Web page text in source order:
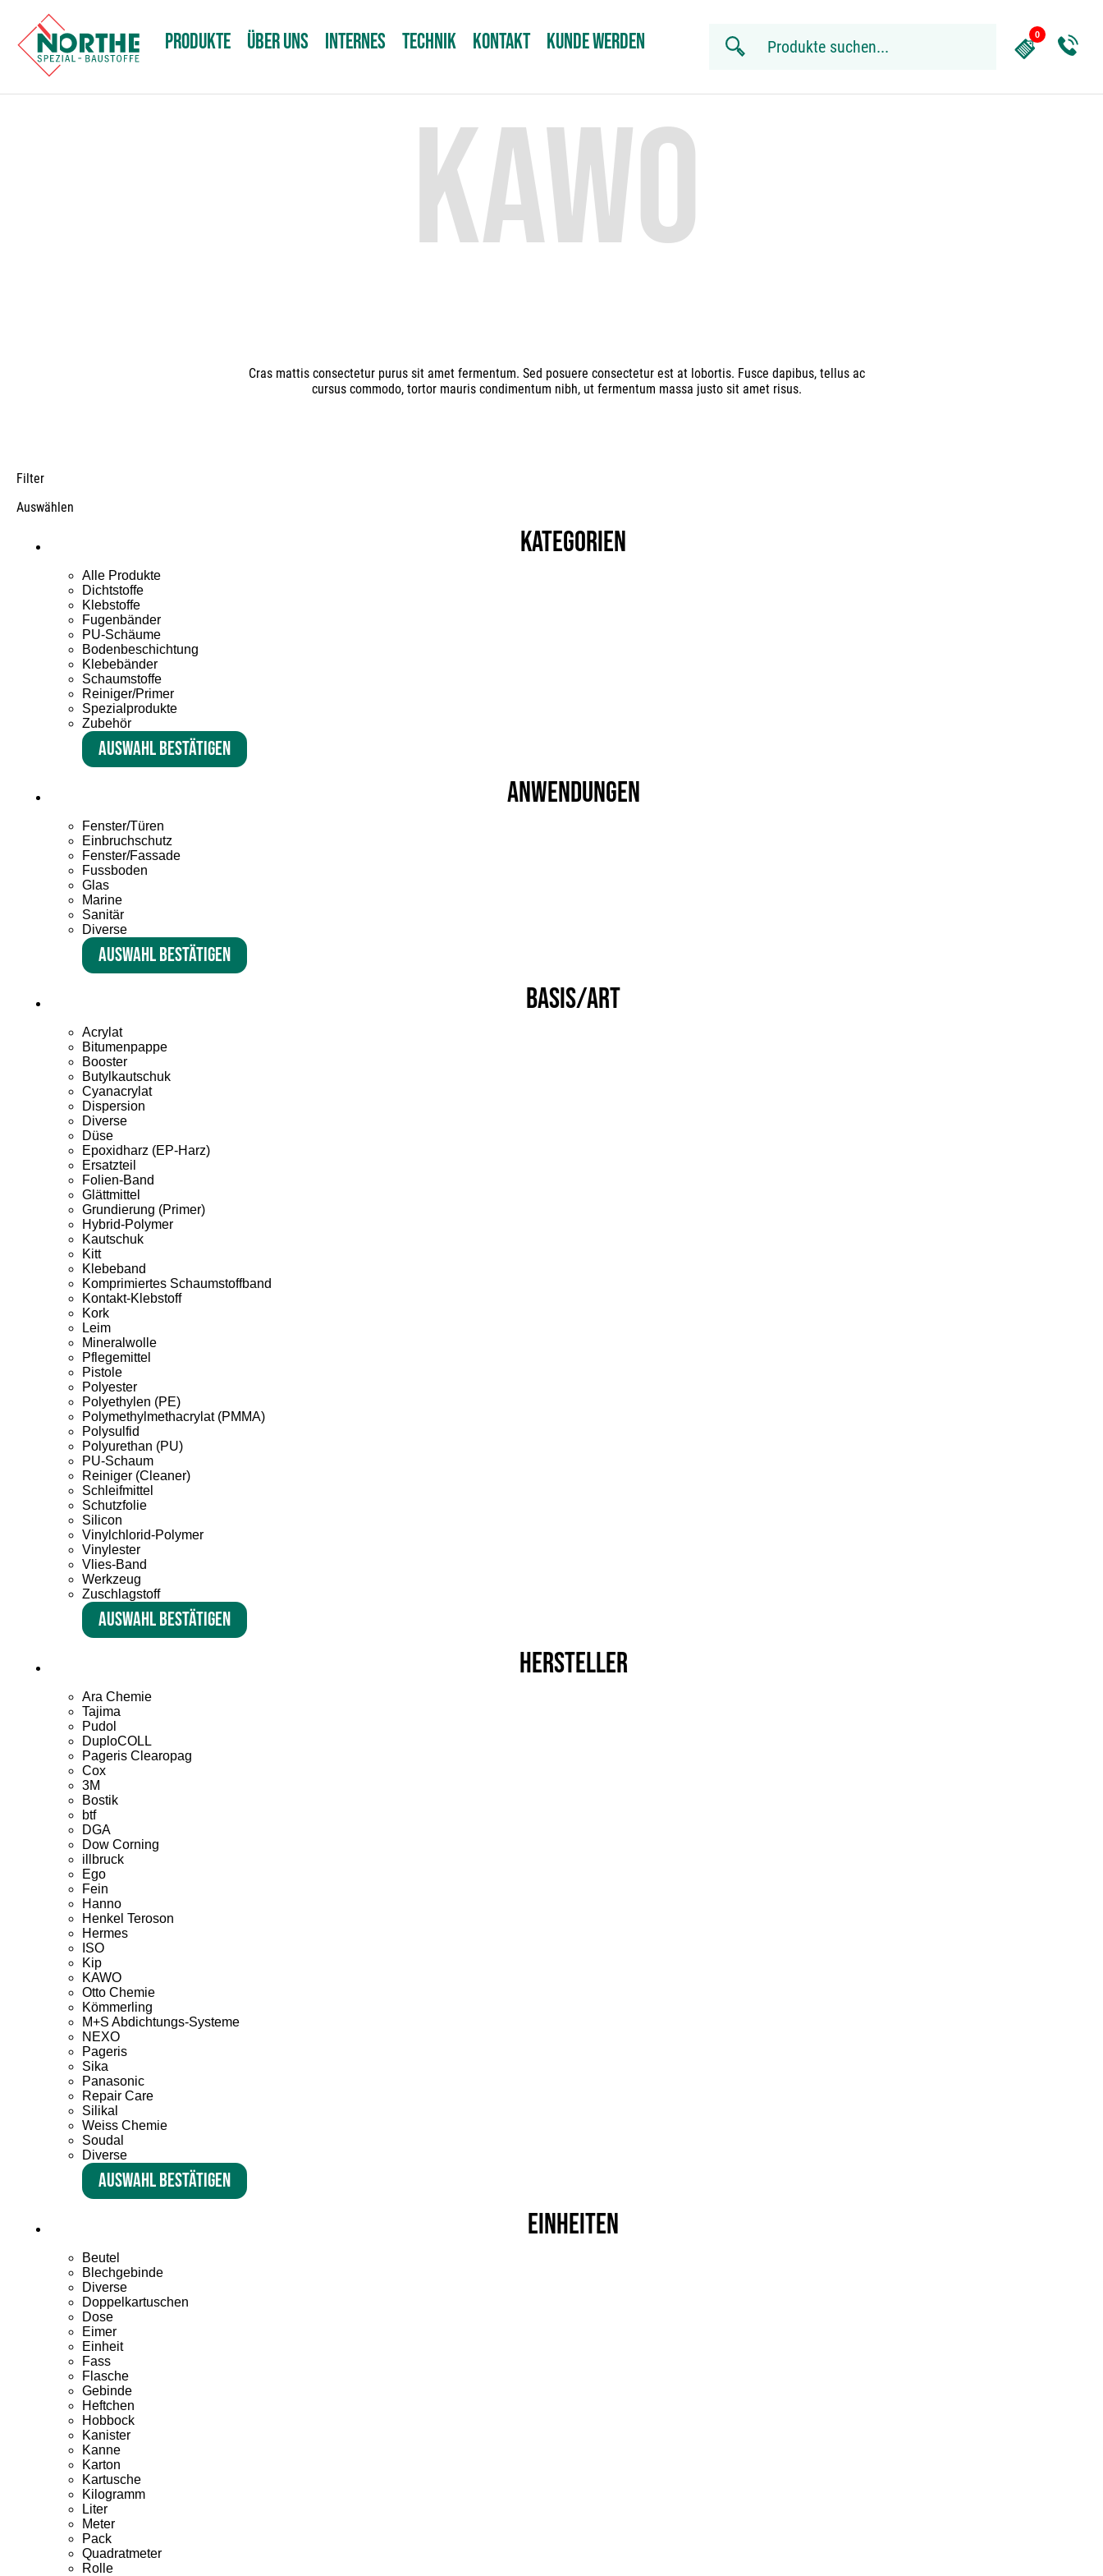
PRODUKTE ÜBER UNS INTERNES TECHNIK KONTAKT KUNDE WERDEN
KAWO
Cras mattis consectetur purus sit amet fermentum. Sed posuere consectetur est at lobortis. Fusce dapibus, tellus ac
cursus commodo, tortor mauris condimentum nibh, ut fermentum massa justo sit amet risus.
Filter
Auswählen
KATEGORIEN
Alle Produkte
Dichtstoffe
Klebstoffe
Fugenbänder
PU-Schäume
Bodenbeschichtung
Klebebänder
Schaumstoffe
Reiniger/Primer
Spezialprodukte
Zubehör
Auswahl bestätigen
ANWENDUNGEN
Fenster/Türen
Einbruchschutz
Fenster/Fassade
Fussboden
Glas
Marine
Sanitär
Diverse
Auswahl bestätigen
BASIS/ART
Acrylat
Bitumenpappe
Booster
Butylkautschuk
Cyanacrylat
Dispersion
Diverse
Düse
Epoxidharz (EP-Harz)
Ersatzteil
Folien-Band
Glättmittel
Grundierung (Primer)
Hybrid-Polymer
Kautschuk
Kitt
Klebeband
Komprimiertes Schaumstoffband
Kontakt-Klebstoff
Kork
Leim
Mineralwolle
Pflegemittel
Pistole
Polyester
Polyethylen (PE)
Polymethylmethacrylat (PMMA)
Polysulfid
Polyurethan (PU)
PU-Schaum
Reiniger (Cleaner)
Schleifmittel
Schutzfolie
Silicon
Vinylchlorid-Polymer
Vinylester
Vlies-Band
Werkzeug
Zuschlagstoff
Auswahl bestätigen
HERSTELLER
Ara Chemie
Tajima
Pudol
DuploCOLL
Pageris Clearopag
Cox
3M
Bostik
btf
DGA
Dow Corning
illbruck
Ego
Fein
Hanno
Henkel Teroson
Hermes
ISO
Kip
KAWO
Otto Chemie
Kömmerling
M+S Abdichtungs-Systeme
NEXO
Pageris
Sika
Panasonic
Repair Care
Silikal
Weiss Chemie
Soudal
Diverse
Auswahl bestätigen
EINHEITEN
Beutel
Blechgebinde
Diverse
Doppelkartuschen
Dose
Eimer
Einheit
Fass
Flasche
Gebinde
Heftchen
Hobbock
Kanister
Kanne
Karton
Kartusche
Kilogramm
Liter
Meter
Pack
Quadratmeter
Rolle